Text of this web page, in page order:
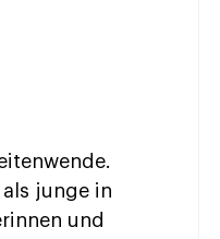
junge in
und